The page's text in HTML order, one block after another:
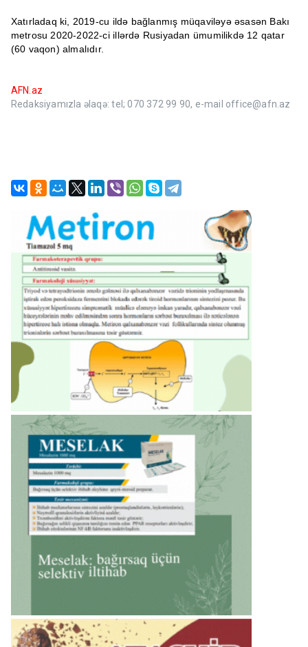
Xatırladaq ki, 2019-cu ildə bağlanmış müqaviləyə əsasən Bakı
metrosu 2020-2022-ci illərdə Rusiyadan ümumilikdə 12 qatar
(60 vaqon) almalıdır.
AFN.az
Redaksiyamızla əlaqə: tel; 070 372 99 90, e-mail office@afn.az